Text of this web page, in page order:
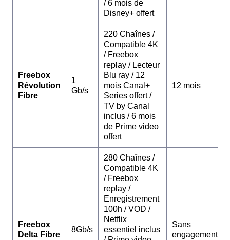
/ 6 mois de
Disney+ offert
Freebox
Révolution
Fibre
1
Gb/s
220 Chaînes /
Compatible 4K
/ Freebox
replay / Lecteur
Blu ray / 12
mois Canal+
Series offert /
TV by Canal
inclus / 6 mois
de Prime video
offert
12 mois
Freebox
Delta Fibre
8Gb/s
280 Chaînes /
Compatible 4K
/ Freebox
replay /
Enregistrement
100h / VOD /
Netflix
essentiel inclus
Sans
engagement